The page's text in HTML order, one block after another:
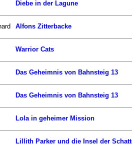
Diebe in der Lagune
Alfons Zitterbacke
Warrior Cats
Das Geheimnis von Bahnsteig 13
Das Geheimnis von Bahnsteig 13
Lola in geheimer Mission
Lillith Parker und die Insel der